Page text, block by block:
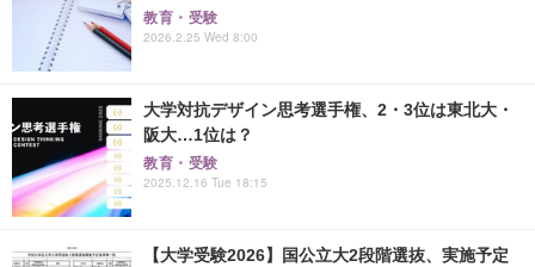
教育・受験
2026.2.25 Wed 8:00
大学対抗デザイン思考選手権、2・3位は東北大・
阪大…1位は？
教育・受験
2025.12.16 Tue 18:15
【大学受験2026】国公立大2段階選抜、実施予定